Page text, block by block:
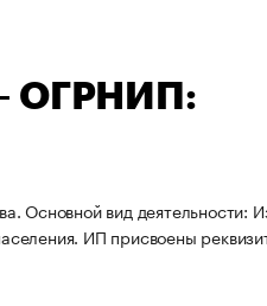
ОГРНИП:
Основной вид деятельности:
ИП присвоены